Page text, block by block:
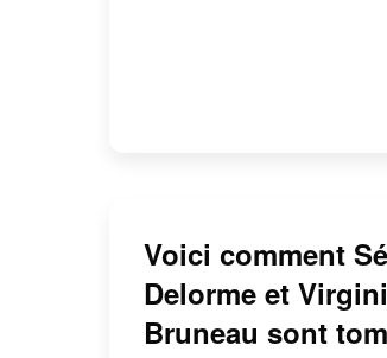
Voici comment
Delorme et
Bruneau sont